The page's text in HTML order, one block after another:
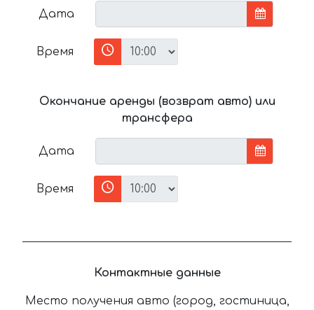
Дата
Время
Окончание аренды (возврат авто) или
трансфера
Дата
Время
Контактные данные
Место получения авто (город, гостиница,